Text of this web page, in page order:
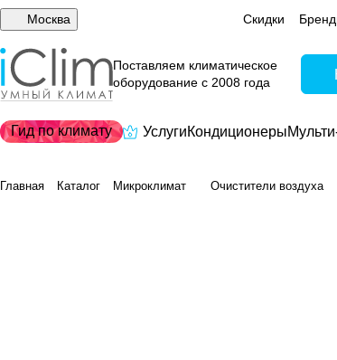
Москва Скидки
Поставляем климатическое
оборудование с 2008 года
Гид по климату УслугиКондиционеры
Главная Каталог Микроклимат Очистители воздуха